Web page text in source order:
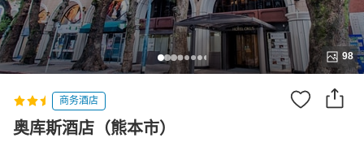
98
商务酒店
奥库斯酒店（熊本市）